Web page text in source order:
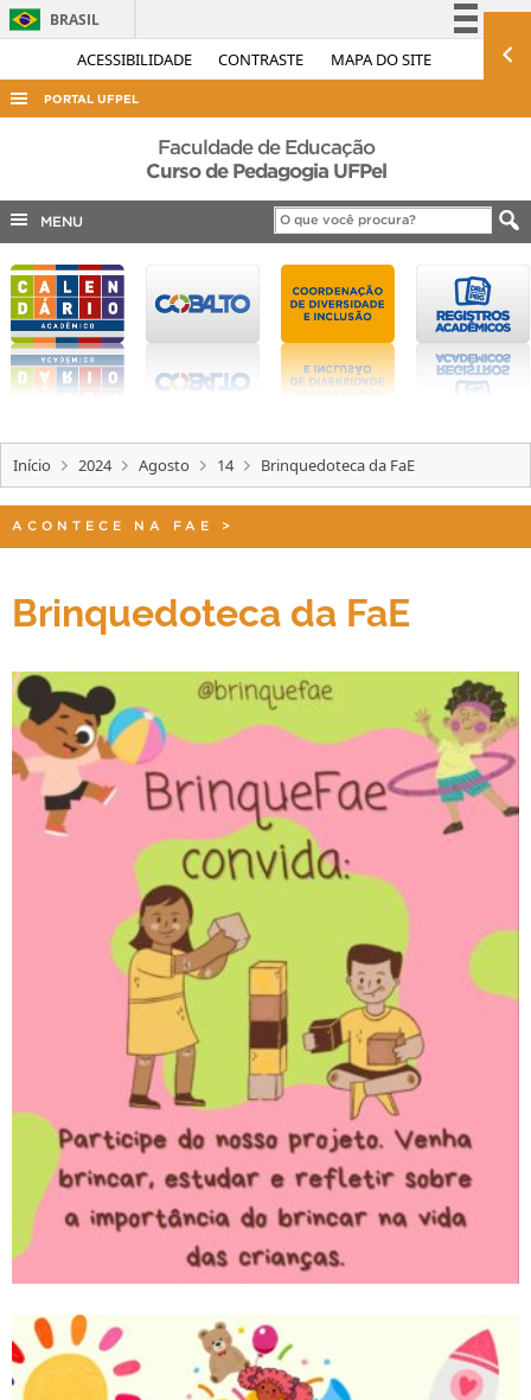
ACESSIBILIDADE CONTRASTE MAPA DO SITE
BRASIL
Simplifique!
Acesso à informação
Legislação
Canais
PORTAL UFPEL
ACESSO À INFORMAÇÃO
COBALTO
EDITAIS
INTERNACIONAL
OUVIDORIA
TELEFONES
Faculdade de Educação
Curso de Pedagogia UFPel
MENU
Início 2024 Agosto 14 Brinquedoteca da FaE
ACONTECE NA FAE >
Brinquedoteca da FaE